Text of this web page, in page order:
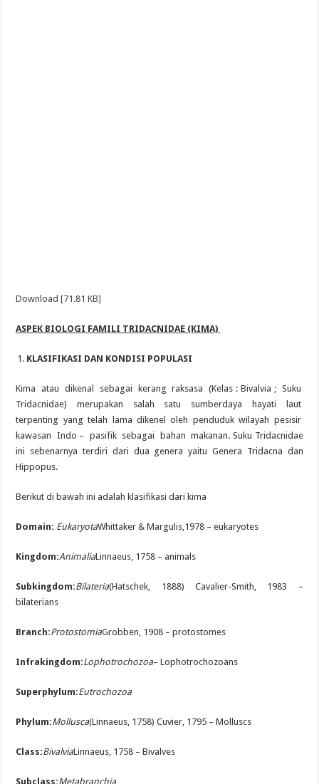
Download [71.81 KB]
ASPEK BIOLOGI FAMILI TRIDACNIDAE (KIMA)
KLASIFIKASI DAN KONDISI POPULASI
Kima atau dikenal sebagai kerang raksasa (Kelas : Bivalvia ; Suku
Tridacnidae) merupakan salah satu sumberdaya hayati laut
terpenting yang telah lama dikenel oleh penduduk wilayah pesisir
kawasan Indo – pasifik sebagai bahan makanan. Suku Tridacnidae
ini sebenarnya terdiri dari dua genera yaitu Genera Tridacna dan
Hippopus.
Berikut di bawah ini adalah klasifikasi dari kima
Domain: EukaryotaWhittaker & Margulis,1978 – eukaryotes
Kingdom:AnimaliaLinnaeus, 1758 – animals
Subkingdom:Bilateria(Hatschek, 1888) Cavalier-Smith, 1983 –
bilaterians
Branch:ProtostomiaGrobben, 1908 – protostomes
Infrakingdom:Lophotrochozoa– Lophotrochozoans
Superphylum:Eutrochozoa
Phylum:Mollusca(Linnaeus, 1758) Cuvier, 1795 – Molluscs
Class:BivalviaLinnaeus, 1758 – Bivalves
Subclass:Metabranchia